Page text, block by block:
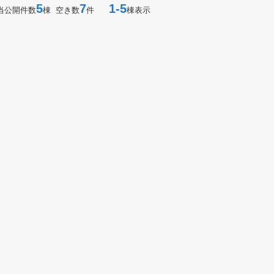
公開件数5棟 空き数7件 1-5棟表示